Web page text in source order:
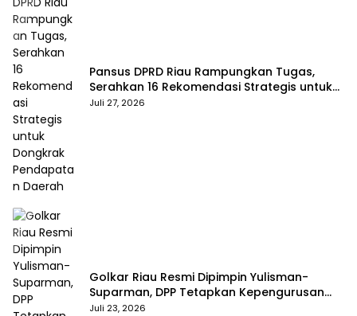
Pansus DPRD Riau Rampungkan Tugas,
Serahkan 16 Rekomendasi Strategis untuk
Dongkrak Pendapatan Daerah
Juli 27, 2026
Golkar Riau Resmi Dipimpin Yulisman-
Suparman, DPP Tetapkan Kepengurusan
Baru 2025–2030
Juli 23, 2026